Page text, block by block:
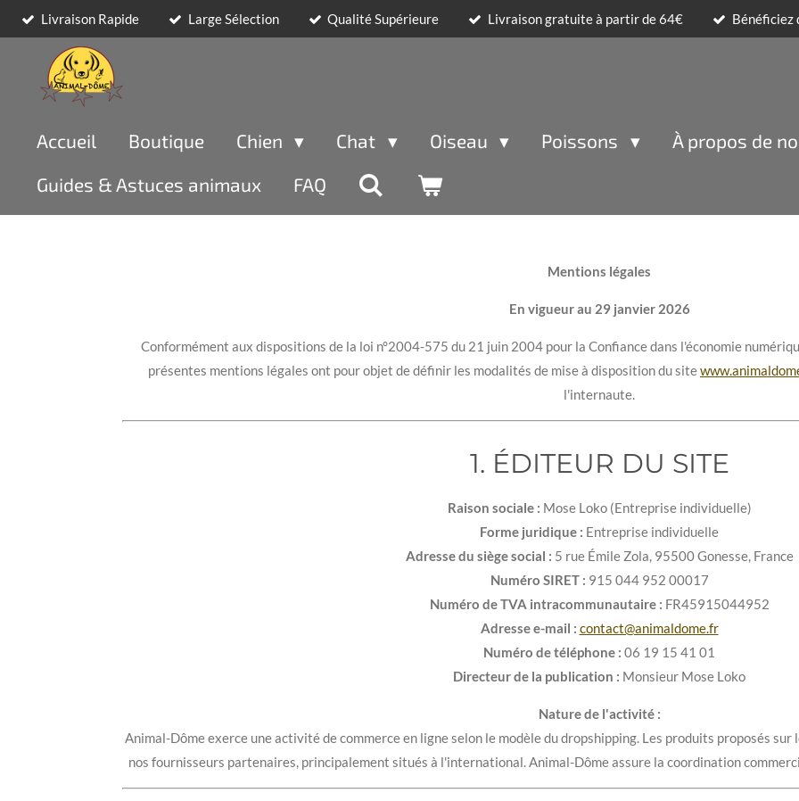
Passer
contenu
principal
Livraison Rapide Large Sélection Qualité Supérieure Livraison gratuite à partir de 64€ Bénéficiez
Accueil Boutique Chien Chat Oiseau Poissons À propos de
Guides & Astuces animaux
FAQ
Mentions légales
En vigueur au 29 janvier 2026
Conformément aux dispositions de la loi n°2004-575 du 21 juin 2004 pour la Confiance dans l'économie
présentes mentions légales ont pour objet de définir les modalités de mise à disposition du site
l'internaute.
1. ÉDITEUR DU SITE
Raison sociale : Mose Loko (Entreprise individuelle)
Forme juridique : Entreprise individuelle
Adresse du siège social : 5 rue Émile Zola, 95500 Gonesse, France
Numéro SIRET : 915 044 952 00017
Numéro de TVA intracommunautaire : FR45915044952
Adresse e-mail : contact@animaldome.fr
Numéro de téléphone : 06 19 15 41 01
Directeur de la publication : Monsieur Mose Loko
Nature de l'activité :
Animal-Dôme exerce une activité de commerce en ligne selon le modèle du dropshipping. Les produits proposés
nos fournisseurs partenaires, principalement situés à l'international. Animal-Dôme assure la coordination